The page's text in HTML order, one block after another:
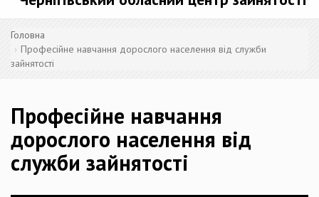
Головна
Професійне навчання дорослого населення від служби
зайнятості
Професійне навчання
дорослого населення від
служби зайнятості